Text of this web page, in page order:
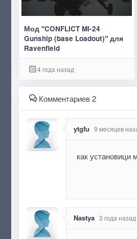
Мод "CONFLICT MI-24
Gunship (base Loadout)" для
Ravenfield
4 года назад
Комментариев 2
ytgfu 9 месяцев
как установици
Nastya 3 года назад